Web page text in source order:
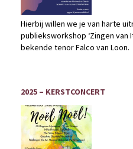
Hierbij willen we je van harte
publieksworkshop ‘Zingen van
bekende tenor Falco van
2025 – KERSTCONCERT